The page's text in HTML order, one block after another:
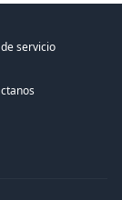
servicio